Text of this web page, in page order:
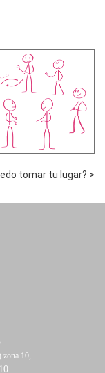
tomar tu lugar? >
zona 10,